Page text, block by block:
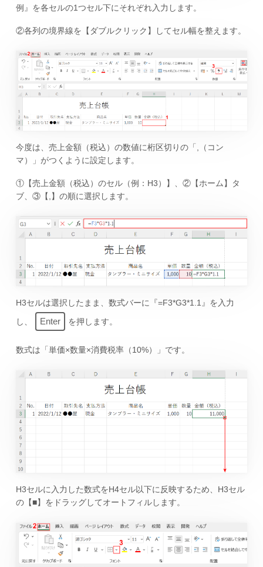
例』を各セルの1つセル下にそれぞれ入力します。
②各列の境界線を【ダブルクリック】してセル幅を整えます。
今度は、売上金額（税込）の数値に桁区切りの「,（コン
マ）」がつくように設定します。
①【売上金額（税込）のセル（例：H3）】、②【ホーム】タ
ブ、③【,】の順に選択します。
H3セルは選択したまま、数式バーに『=F3*G3*1.1』を入力
し、
Enter を押します。
数式は「単価×数量×消費税率（10%）」です。
H3セルに入力した数式をH4セル以下に反映するため、H3セル
の【■】をドラッグしてオートフィルします。